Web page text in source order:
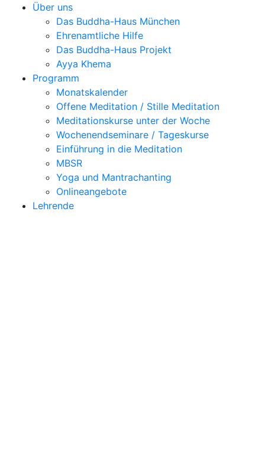
Über uns
Das Buddha-Haus München
Ehrenamtliche Hilfe
Das Buddha-Haus Projekt
Ayya Khema
Programm
Monatskalender
Offene Meditation / Stille Meditation
Meditationskurse unter der Woche
Wochenendseminare / Tageskurse
Einführung in die Meditation
MBSR
Yoga und Mantrachanting
Onlineangebote
Lehrende